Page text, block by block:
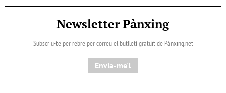
Newsletter Pànxing
Subscriu-te per rebre per correu el butlletí gratuït de Pànxing.net​
Envia-me'l